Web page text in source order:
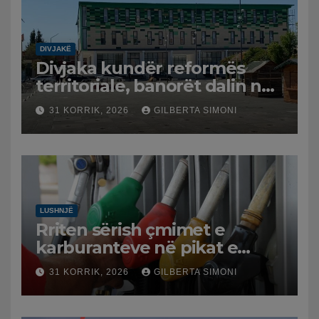
DIVJAKË
Divjaka kundër reformës
territoriale, banorët dalin në
protestë.
31 KORRIK, 2026 GILBERTA SIMONI
LUSHNJË
Rriten sërish çmimet e
karburanteve në pikat e
karburanteve në Lushnjë.
Tensionet në Lindjen e
Mesme shtrenjtojnë naftën
31 KORRIK, 2026 GILBERTA SIMONI